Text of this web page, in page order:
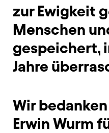
zur Ewigkeit
Menschen
gespeichert,
Jahre
Wir
Erwin Wurm